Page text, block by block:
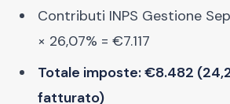
Contributi INPS Gestione
× 26,07% = €7.117
Totale imposte: €8.482
fatturato)